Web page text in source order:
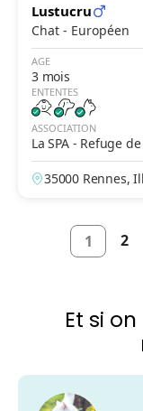
Lustucru
Chat - Européen
AGE
3 mois
ENTENTES
ASSOCIATION
La SPA - Refuge
es
35000 Rennes,
1 2
Et si